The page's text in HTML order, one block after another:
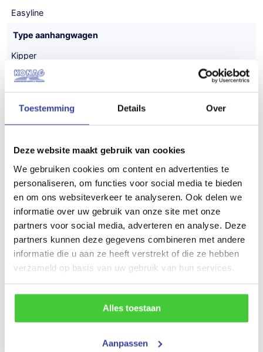
Toestemming Details Over
Deze website maakt gebruik van cookies
We gebruiken cookies om content en advertenties te
personaliseren, om functies voor social media te bieden
en om ons websiteverkeer te analyseren. Ook delen we
informatie over uw gebruik van onze site met onze
partners voor social media, adverteren en analyse. Deze
partners kunnen deze gegevens combineren met andere
informatie die u aan ze heeft verstrekt of die ze hebben
verzameld op basis van uw gebruik van hun services.
Alles toestaan
Aanpassen
Easyline
Type aanhangwagen
Kipper
Uitvoering
305x180 cm (LxBxH)
Maatvoering (uitwendig)
450x192 cm (LxBxH)
Gewicht
690 kg